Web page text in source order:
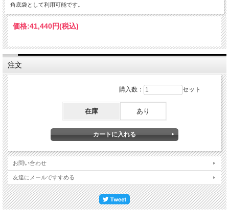
角底袋として利用可能です。
価格:41,440円(税込)
注文
購入数： セット
在庫 あり
お問い合わせ
友達にメールですすめる